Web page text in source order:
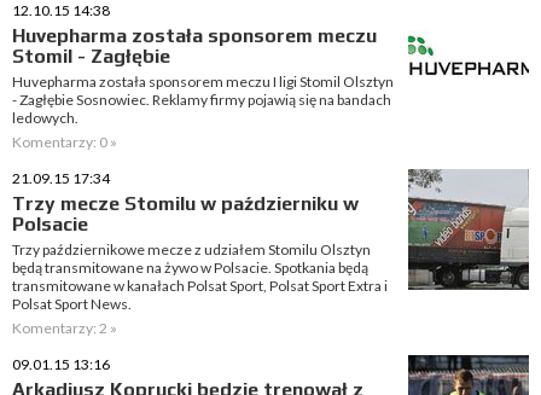
12.10.15 14:38
Huvepharma została sponsorem meczu
Stomil - Zagłębie
Huvepharma została sponsorem meczu I ligi Stomil Olsztyn
- Zagłębie Sosnowiec. Reklamy firmy pojawią się na bandach
ledowych.
Komentarzy: 0 »
21.09.15 17:34
Trzy mecze Stomilu w październiku w
Polsacie
Trzy październikowe mecze z udziałem Stomilu Olsztyn
będą transmitowane na żywo w Polsacie. Spotkania będą
transmitowane w kanałach Polsat Sport, Polsat Sport Extra i
Polsat Sport News.
Komentarzy: 2 »
09.01.15 13:16
Arkadiusz Koprucki będzie trenował z